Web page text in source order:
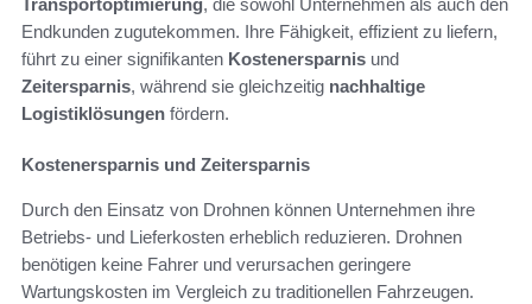
Transportoptimierung, die sowohl Unternehmen als auch den
Endkunden zugutekommen. Ihre Fähigkeit, effizient zu liefern,
führt zu einer signifikanten Kostenersparnis und
Zeitersparnis, während sie gleichzeitig nachhaltige
Logistiklösungen fördern.
Kostenersparnis und Zeitersparnis
Durch den Einsatz von Drohnen können Unternehmen ihre
Betriebs- und Lieferkosten erheblich reduzieren. Drohnen
benötigen keine Fahrer und verursachen geringere
Wartungskosten im Vergleich zu traditionellen Fahrzeugen.